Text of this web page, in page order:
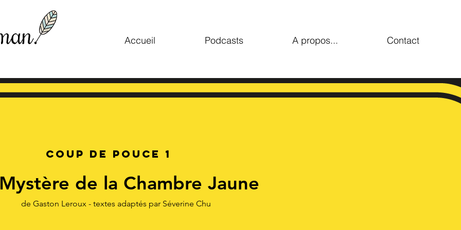
Accueil Podcasts A propos... Contact
Coup de Pouce 1
de la Chambre Jaune
de Gaston Leroux - textes adaptés par Séverine Chu